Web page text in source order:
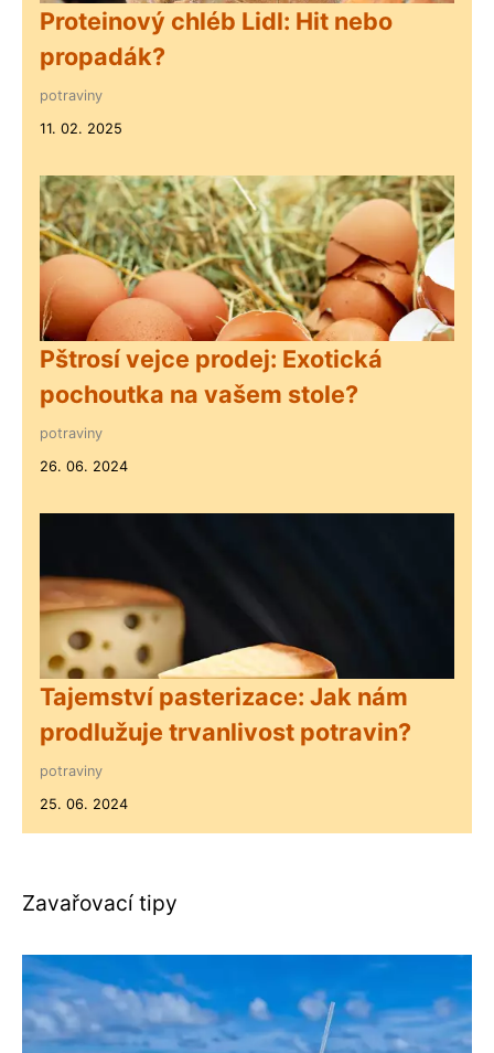
Proteinový chléb Lidl: Hit nebo
propadák?
potraviny
11. 02. 2025
Pštrosí vejce prodej: Exotická
pochoutka na vašem stole?
potraviny
26. 06. 2024
Tajemství pasterizace: Jak nám
prodlužuje trvanlivost potravin?
potraviny
25. 06. 2024
Zavařovací tipy